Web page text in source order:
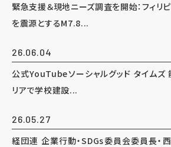
緊急支援＆現地ニーズ調査を開始：フィリ
を震源とするM7.8...
26.06.04
公式YouTubeソーシャルグッド タイムズ
リアで学校建設...
26.05.27
経団連 企業行動・SDGs委員会委員長・西